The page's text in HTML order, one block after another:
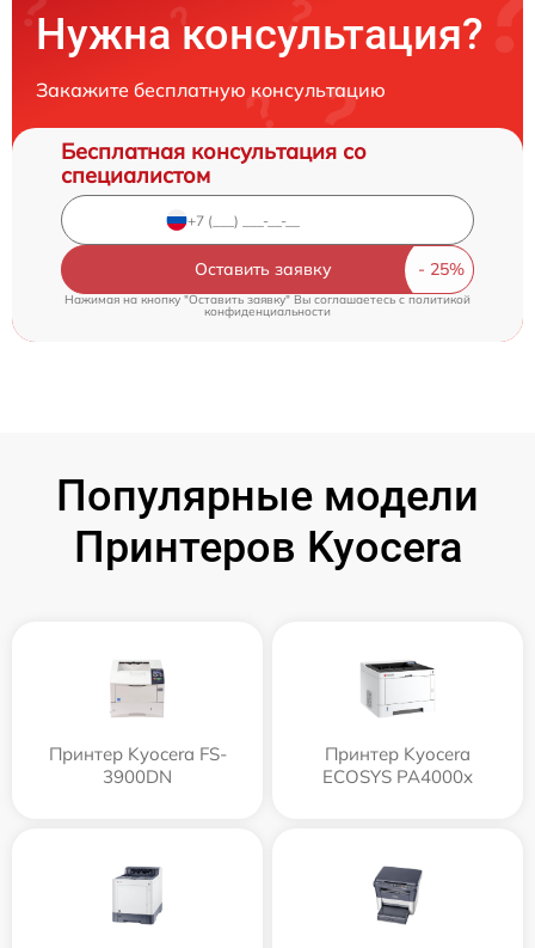
Нужна консультация?
Закажите бесплатную консультацию
Бесплатная консультация со
специалистом
Оставить заявку
Нажимая на кнопку "Оставить заявку" Вы соглашаетесь c политикой
конфиденциальности
Популярные модели
Принтеров Kyocera
Принтер Kyocera FS-
3900DN
Принтер Kyocera
ECOSYS PA4000x